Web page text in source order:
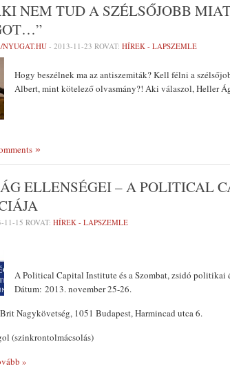
NEM TUD A SZÉLSŐJOBB
- 2013-11-23 ROVAT: HÍREK - LAPSZEMLE
Hogy beszélnek ma az antiszemiták? Kell félni a
Albert, mint kötelező olvasmány?! Aki válaszol, Heller
ELLENSÉGEI – A POLITICAL
11-15 ROVAT: HÍREK - LAPSZEMLE
A Political Capital Institute és a Szombat, zsidó
Dátum: 2013. november 25-26.
Nagykövetség, 1051 Budapest, Harmincad utca 6.
(szinkrontolmácsolás)
»